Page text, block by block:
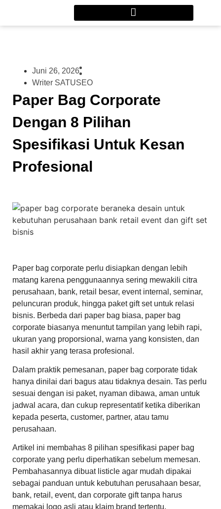
Juni 26, 2026
Writer SATUSEO
Paper Bag Corporate
Dengan 8 Pilihan
Spesifikasi Untuk Kesan
Profesional
Paper bag corporate perlu disiapkan dengan lebih
matang karena penggunaannya sering mewakili citra
perusahaan, bank, retail besar, event internal, seminar,
peluncuran produk, hingga paket gift set untuk relasi
bisnis. Berbeda dari paper bag biasa, paper bag
corporate biasanya menuntut tampilan yang lebih rapi,
ukuran yang proporsional, warna yang konsisten, dan
hasil akhir yang terasa profesional.
Dalam praktik pemesanan, paper bag corporate tidak
hanya dinilai dari bagus atau tidaknya desain. Tas perlu
sesuai dengan isi paket, nyaman dibawa, aman untuk
jadwal acara, dan cukup representatif ketika diberikan
kepada peserta, customer, partner, atau tamu
perusahaan.
Artikel ini membahas 8 pilihan spesifikasi paper bag
corporate yang perlu diperhatikan sebelum memesan.
Pembahasannya dibuat listicle agar mudah dipakai
sebagai panduan untuk kebutuhan perusahaan besar,
bank, retail, event, dan corporate gift tanpa harus
memakai logo asli atau klaim brand tertentu.